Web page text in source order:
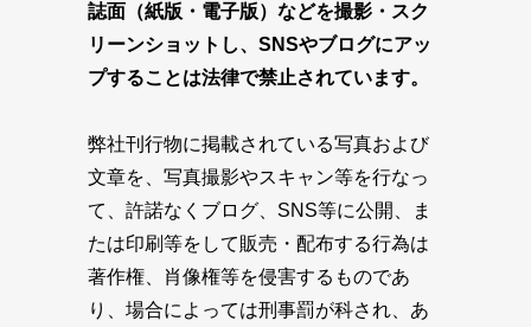
誌面（紙版・電子版）などを撮影・スク
リーンショットし、SNSやブログにアッ
プすることは法律で禁止されています。
弊社刊行物に掲載されている写真および
文章を、写真撮影やスキャン等を行なっ
て、許諾なくブログ、SNS等に公開、ま
たは印刷等をして販売・配布する行為は
著作権、肖像権等を侵害するものであ
り、場合によっては刑事罰が科され、あ